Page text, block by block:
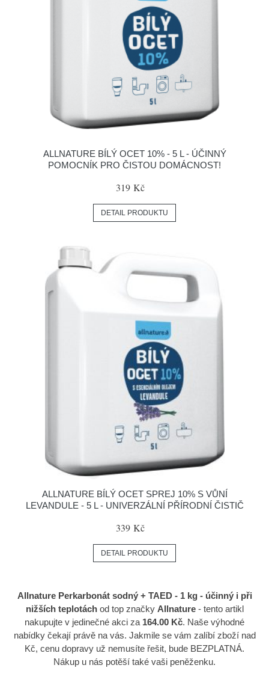
ALLNATURE BÍLÝ OCET 10% - 5 L - ÚČINNÝ
POMOCNÍK PRO ČISTOU DOMÁCNOST!
319 Kč
DETAIL PRODUKTU
ALLNATURE BÍLÝ OCET SPREJ 10% S VŮNÍ
LEVANDULE - 5 L - UNIVERZÁLNÍ PŘÍRODNÍ ČISTIČ
339 Kč
DETAIL PRODUKTU
Allnature Perkarbonát sodný + TAED - 1 kg - účinný i při
nižších teplotáchod top značky Allnature- tento artikl
nakupujte v jedinečné akci za 164.00 Kč. Naše výhodné
nabídky čekají právě na vás. Jakmile se vám zalíbí zboží nad
Kč, cenu dopravy už nemusíte řešit, bude BEZPLATNÁ.
Nákup u nás potěší také vaši peněženku.